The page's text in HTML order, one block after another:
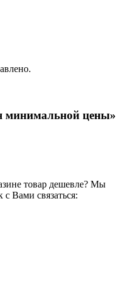
цены»
товар дешевле? Мы
Вами связаться: